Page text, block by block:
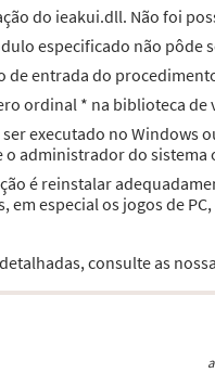
do ieakui.dll. Não foi
especificado não pôde
de entrada do
ordinal * na biblioteca
executado no Windows
administrador do
é reinstalar
especial os jogos de
consulte as